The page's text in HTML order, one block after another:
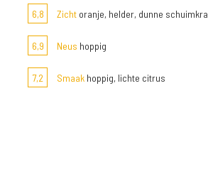
6,8
Zicht oranje, helder, dunne
6,9 Neus hoppig
7,2 Smaak hoppig, lichte citrus